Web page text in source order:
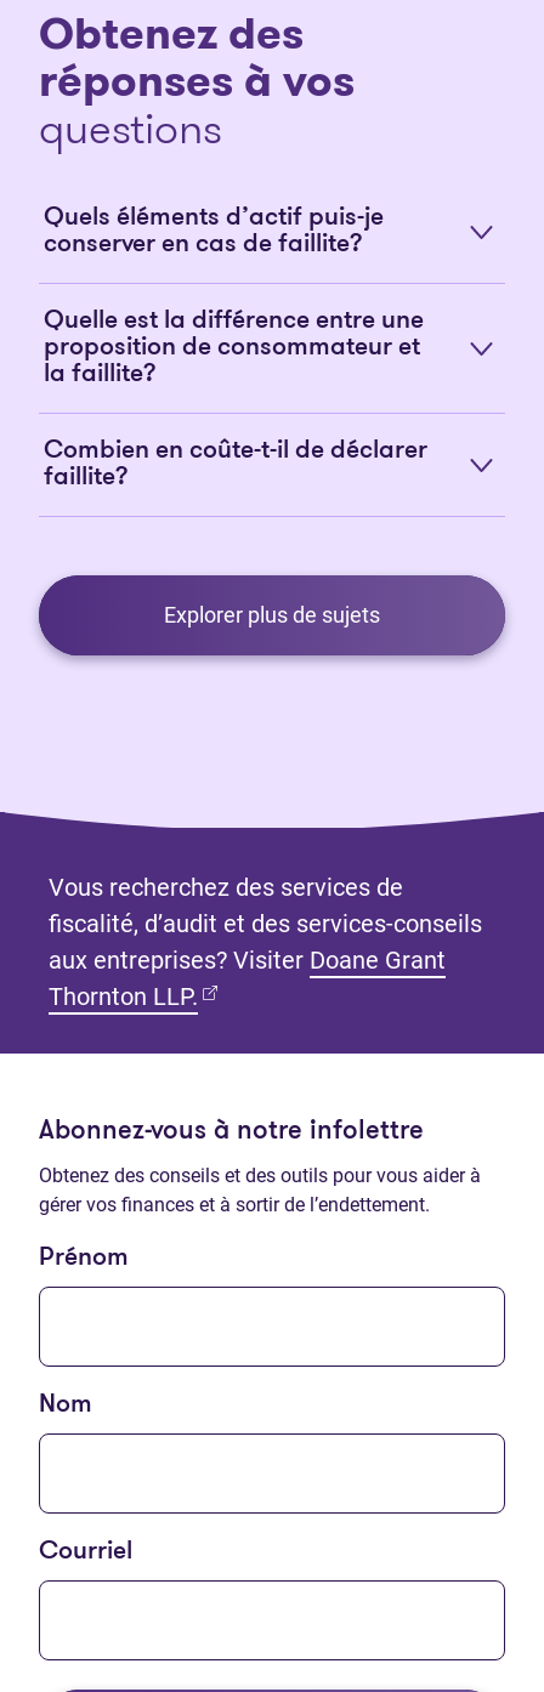
Obtenez des
réponses à vos
questions
Quels éléments d’actif puis-je
conserver en cas de faillite?
Quelle est la différence entre une
proposition de consommateur et
la faillite?
Combien en coûte-t-il de déclarer
faillite?
Explorer plus de sujets
Vous recherchez des services de
fiscalité, d’audit et des services-conseils
aux entreprises? Visiter Doane Grant
Thornton LLP. (Ouvre dans un nouvel onglet)
Abonnez-vous à notre infolettre
Obtenez des conseils et des outils pour vous aider à
gérer vos finances et à sortir de l’endettement.
Prénom
Nom
Courriel